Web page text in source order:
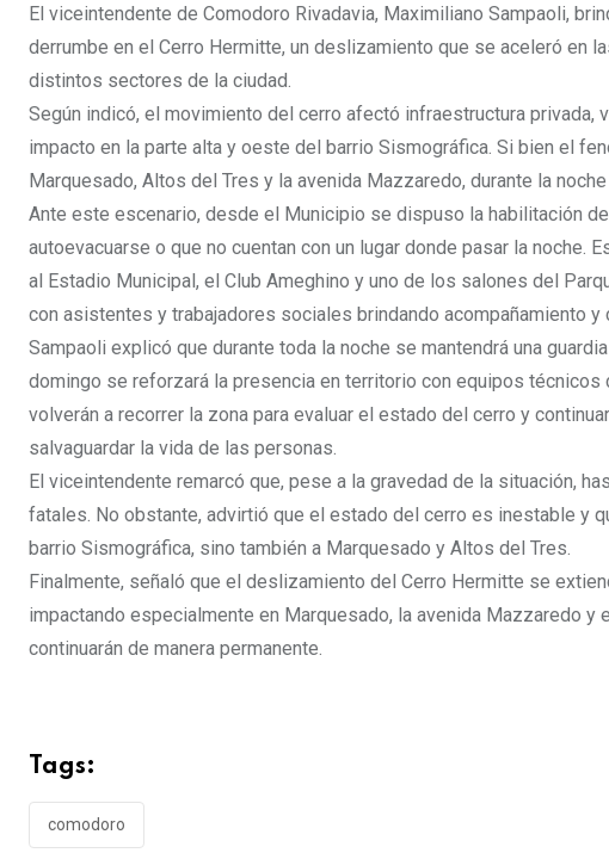
El viceintendente de Comodoro Rivadavia, Maximiliano Sampaoli,
derrumbe en el Cerro Hermitte, un deslizamiento que se aceleró en
distintos sectores de la ciudad.
Según indicó, el movimiento del cerro afectó infraestructura
impacto en la parte alta y oeste del barrio Sismográfica. Si bien el
Marquesado, Altos del Tres y la avenida Mazzaredo, durante la
Ante este escenario, desde el Municipio se dispuso la habilitación
autoevacuarse o que no cuentan con un lugar donde pasar la
al Estadio Municipal, el Club Ameghino y uno de los salones del
con asistentes y trabajadores sociales brindando acompañamiento y
Sampaoli explicó que durante toda la noche se mantendrá una
domingo se reforzará la presencia en territorio con equipos
volverán a recorrer la zona para evaluar el estado del cerro y
salvaguardar la vida de las personas.
El viceintendente remarcó que, pese a la gravedad de la situación,
fatales. No obstante, advirtió que el estado del cerro es inestable y
barrio Sismográfica, sino también a Marquesado y Altos del Tres.
Finalmente, señaló que el deslizamiento del Cerro Hermitte se
impactando especialmente en Marquesado, la avenida Mazzaredo
continuarán de manera permanente.
Tags:
comodoro